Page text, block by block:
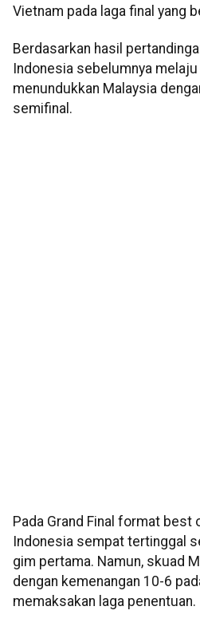
Vietnam pada laga final yang
Berdasarkan hasil
Indonesia sebelumnya
menundukkan Malaysia
semifinal.
Pada Grand Final format best
Indonesia sempat tertinggal
gim pertama. Namun, skuad
dengan kemenangan 10-6
memaksakan laga penentuan.